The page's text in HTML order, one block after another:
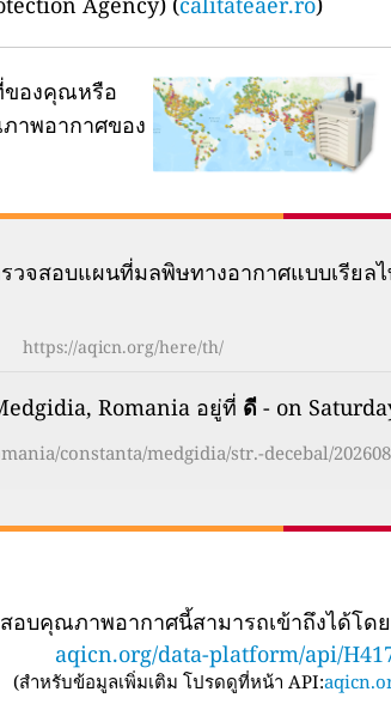
องคุณหรือ
าพอากาศของ
จสอบแผนที่มลพิษทางอากาศแบบเรียลไ
https://aqicn.org/here/th/
Romania อยู่ที่ ดี - on
constanta/medgidia/str.-decebal/
อบคุณภาพอากาศนี้สามารถเข้าถึงได้โด
aqicn.org/data-platform/api/
(สำหรับข้อมูลเพิ่มเติม โปรดดูที่หน้า API: